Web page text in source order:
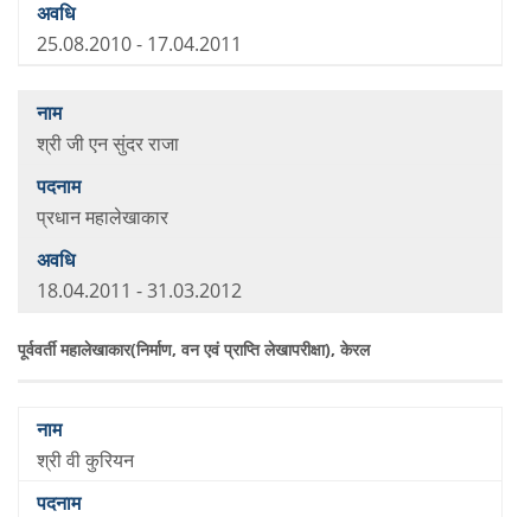
25.08.2010 - 17.04.2011
श्री जी एन सुंदर राजा
प्रधान महालेखाकार
18.04.2011 - 31.03.2012
पूर्ववर्ती महालेखाकार(निर्माण, वन एवं प्राप्ति लेखापरीक्षा), केरल
श्री वी कुरियन